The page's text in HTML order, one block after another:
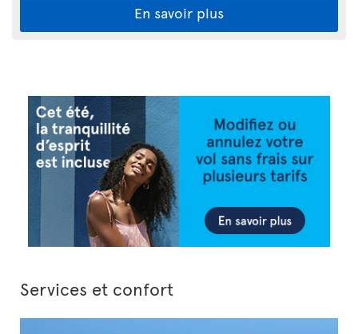
En savoir plus
Services et confort